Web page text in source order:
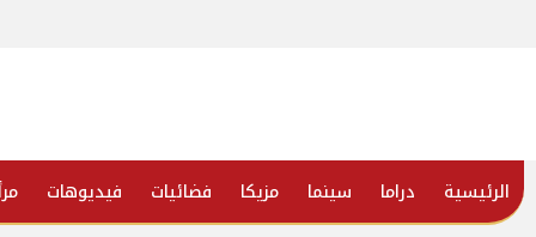
الرئيسية دراما سينما مزيكا فضائيات فيديوهات